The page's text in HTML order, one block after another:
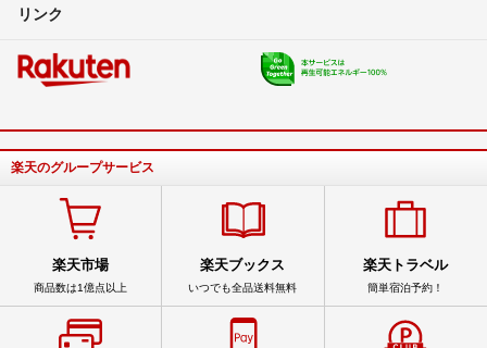
リンク
楽天のグループサービス
楽天市場
商品数は1億点以上
楽天ブックス
いつでも全品送料無料
楽天トラベル
簡単宿泊予約！